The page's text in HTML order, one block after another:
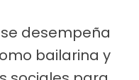
desempeña
bailarina y